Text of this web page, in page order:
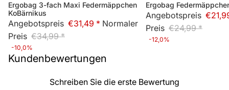
Bald wieder lieferbar
Ergobag 3-fach Maxi Federmäppchen
KoBärnikus
Angebotspreis €31,49 * Normaler
Preis €34,99 *
-10,0%
Bald wieder lieferbar
Ergobag
Angebotspreis
Preis €24,99 *
-12,0%
Kundenbewertungen
Schreiben Sie die erste Bewertung